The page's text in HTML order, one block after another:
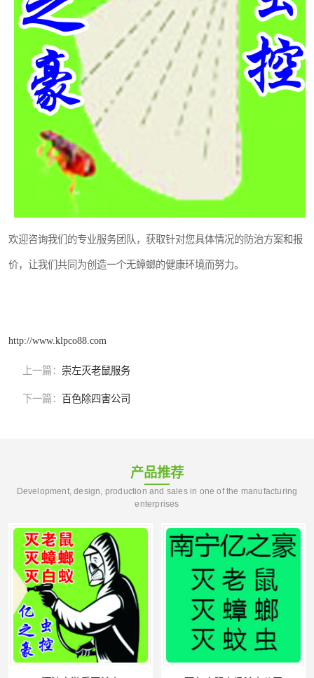
欢迎咨询我们的专业服务团队，获取针对您具体情况的防治方案和报
价，让我们共同为创造一个无蟑螂的健康环境而努力。
http://www.klpco88.com
上一篇： 崇左灭老鼠服务
下一篇： 百色除四害公司
产品推荐
Development, design, production and sales in one of the manufacturing
enterprises